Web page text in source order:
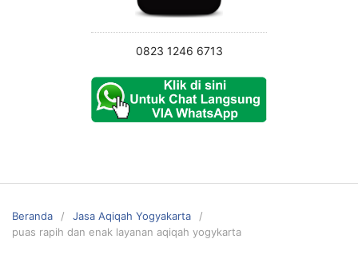
0823 1246 6713
Beranda
Jasa Aqiqah Yogyakarta
puas rapih dan enak layanan aqiqah yogykarta